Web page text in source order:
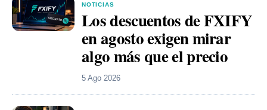
NOTICIAS
Los descuentos de FXIFY
en agosto exigen mirar
algo más que el precio
5 Ago 2026